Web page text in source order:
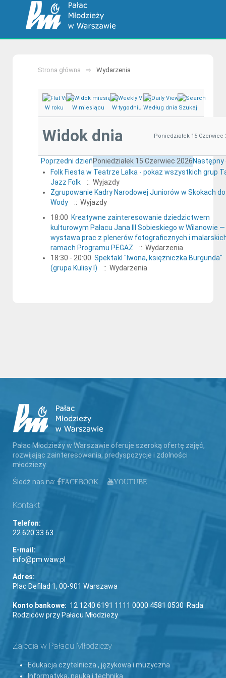
Strona główna Wydarzenia
W roku W miesiącu W tygodniu Według dnia Szukaj
Widok dnia Poniedziałek 15 Czerwiec
Poprzedni dzieńPoniedziałek 15 Czerwiec 2026Następny
Folk Fiesta w Teatrze Lalka - pokaz wszystkich grup
Jazz Folk
:: Wyjazdy
Zgrupowanie Kadry Narodowej Juniorów w Skokach do
Wody
:: Wyjazdy
18:00 Kreatywne zainteresowanie dziedzictwem
kulturowym Pałacu Jana III Sobieskiego w Wilanowie —
wystawa prac z plenerów fotograficznych i
ramach Programu PEGAZ
:: Wydarzenia
18:30 - 20:00 Spektakl "Iwona, księżniczka Burgunda"
(grupa Kulisy I)
:: Wydarzenia
Pałac Młodzieży w Warszawie oferuje szeroką ofertę zajęć,
rozwijając zainteresowania, predyspozycje i zdolności
młodzieży.
Śledź nas na: FACEBOOK YOUTUBE
Kontakt
Telefon:
22 620 33 63
E-mail:
info@pm.waw.pl
Adres:
Plac Defilad 1, 00-901 Warszawa
Konto bankowe: 12 1240 6191 1111 0000 4581 0530 Rada
Rodziców przy Pałacu Młodzieży
Zajęcia w Pałacu Młodzieży
Edukacja czytelnicza , językowa i muzyczna
Informatyka, nauka i technika